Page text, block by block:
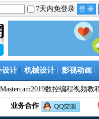
7天内免登录
设计 机械设计 影视动画
Mastercam2019数控编程视频教
业务合作